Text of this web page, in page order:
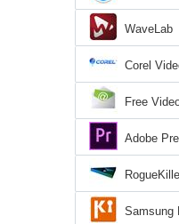
WaveLab
Corel
Free
Adobe
Samsung